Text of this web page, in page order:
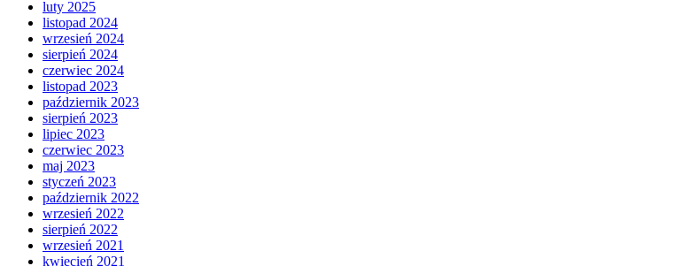
luty 2025
listopad 2024
wrzesień 2024
sierpień 2024
czerwiec 2024
listopad 2023
październik 2023
sierpień 2023
lipiec 2023
czerwiec 2023
maj 2023
styczeń 2023
październik 2022
wrzesień 2022
sierpień 2022
wrzesień 2021
kwiecień 2021